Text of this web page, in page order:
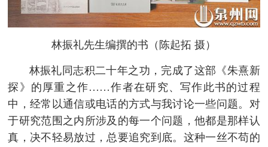
林振礼先生编撰的书（陈起拓 摄）
林振礼同志积二十年之功，完成了这部《朱熹新
探》的厚重之作……作者在研究、写作此书的过程
中，经常以通信或电话的方式与我讨论一些问题。对
于研究范围之内所涉及的每一个问题，他都是那样认
真，决不轻易放过，总要追究到底。这种一丝不苟的